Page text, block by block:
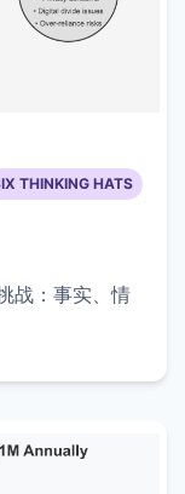
THINKING HATS
战：事实、情